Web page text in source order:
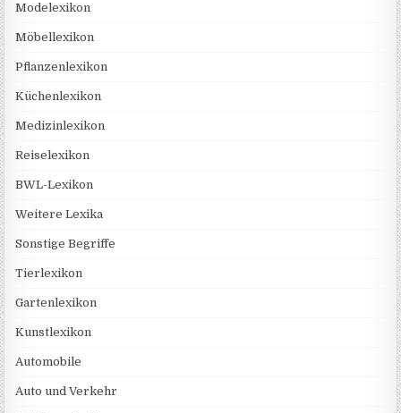
Modelexikon
Möbellexikon
Pflanzenlexikon
Küchenlexikon
Medizinlexikon
Reiselexikon
BWL-Lexikon
Weitere Lexika
Sonstige Begriffe
Tierlexikon
Gartenlexikon
Kunstlexikon
Automobile
Auto und Verkehr